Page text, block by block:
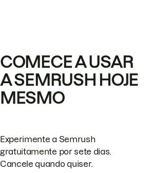
COMECE A USAR
A SEMRUSH HOJE
MESMO
Experimente a Semrush
gratuitamente por sete dias.
Cancele quando quiser.